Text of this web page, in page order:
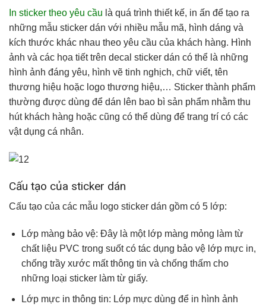
In sticker theo yêu cầu là quá trình thiết kế, in ấn để tạo ra
những mẫu sticker dán với nhiều mẫu mã, hình dáng và
kích thước khác nhau theo yêu cầu của khách hàng. Hình
ảnh và các họa tiết trên decal sticker dán có thể là những
hình ảnh đáng yêu, hình vẽ tinh nghịch, chữ viết, tên
thương hiệu hoặc logo thương hiệu,… Sticker thành phẩm
thường được dùng để dán lên bao bì sản phẩm nhằm thu
hút khách hàng hoặc cũng có thể dùng để trang trí có các
vật dụng cá nhân.
Cấu tạo của sticker dán
Cấu tạo của các mẫu logo sticker dán gồm có 5 lớp:
Lớp màng bảo vệ: Đây là một lớp màng mỏng làm từ
chất liệu PVC trong suốt có tác dụng bảo vệ lớp mực in,
chống trầy xước mất thông tin và chống thấm cho
những loại sticker làm từ giấy.
Lớp mực in thông tin: Lớp mực dùng để in hình ảnh